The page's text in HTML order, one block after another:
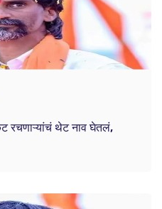
रचणाऱ्यांचं थेट नाव घेतलं,